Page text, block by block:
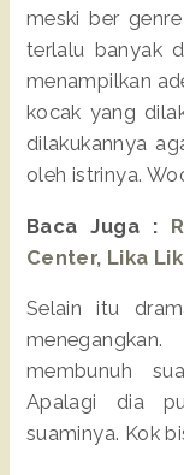
meski ber
terlalu banyak
menampilkan
kocak yang
dilakukannya
oleh istrinya.
Baca Juga :
Center, Lika
Selain itu
membunuh
Apalagi dia
suaminya. Kok